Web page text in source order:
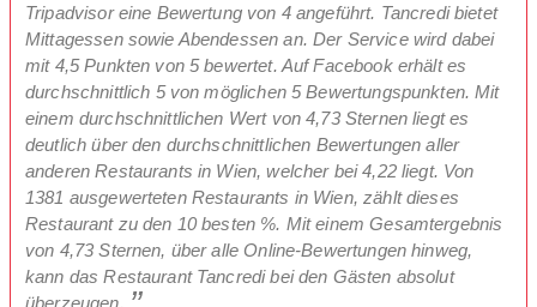
Tripadvisor eine Bewertung von 4 angeführt. Tancredi bietet
Mittagessen sowie Abendessen an. Der Service wird dabei
mit 4,5 Punkten von 5 bewertet. Auf Facebook erhält es
durchschnittlich 5 von möglichen 5 Bewertungspunkten. Mit
einem durchschnittlichen Wert von 4,73 Sternen liegt es
deutlich über den durchschnittlichen Bewertungen aller
anderen Restaurants in Wien, welcher bei 4,22 liegt. Von
1381 ausgewerteten Restaurants in Wien, zählt dieses
Restaurant zu den 10 besten %. Mit einem Gesamtergebnis
von 4,73 Sternen, über alle Online-Bewertungen hinweg,
kann das Restaurant Tancredi bei den Gästen absolut
überzeugen.